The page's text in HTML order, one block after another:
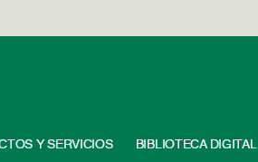
Y SERVICIOS BIBLIOTECA DIGITAL